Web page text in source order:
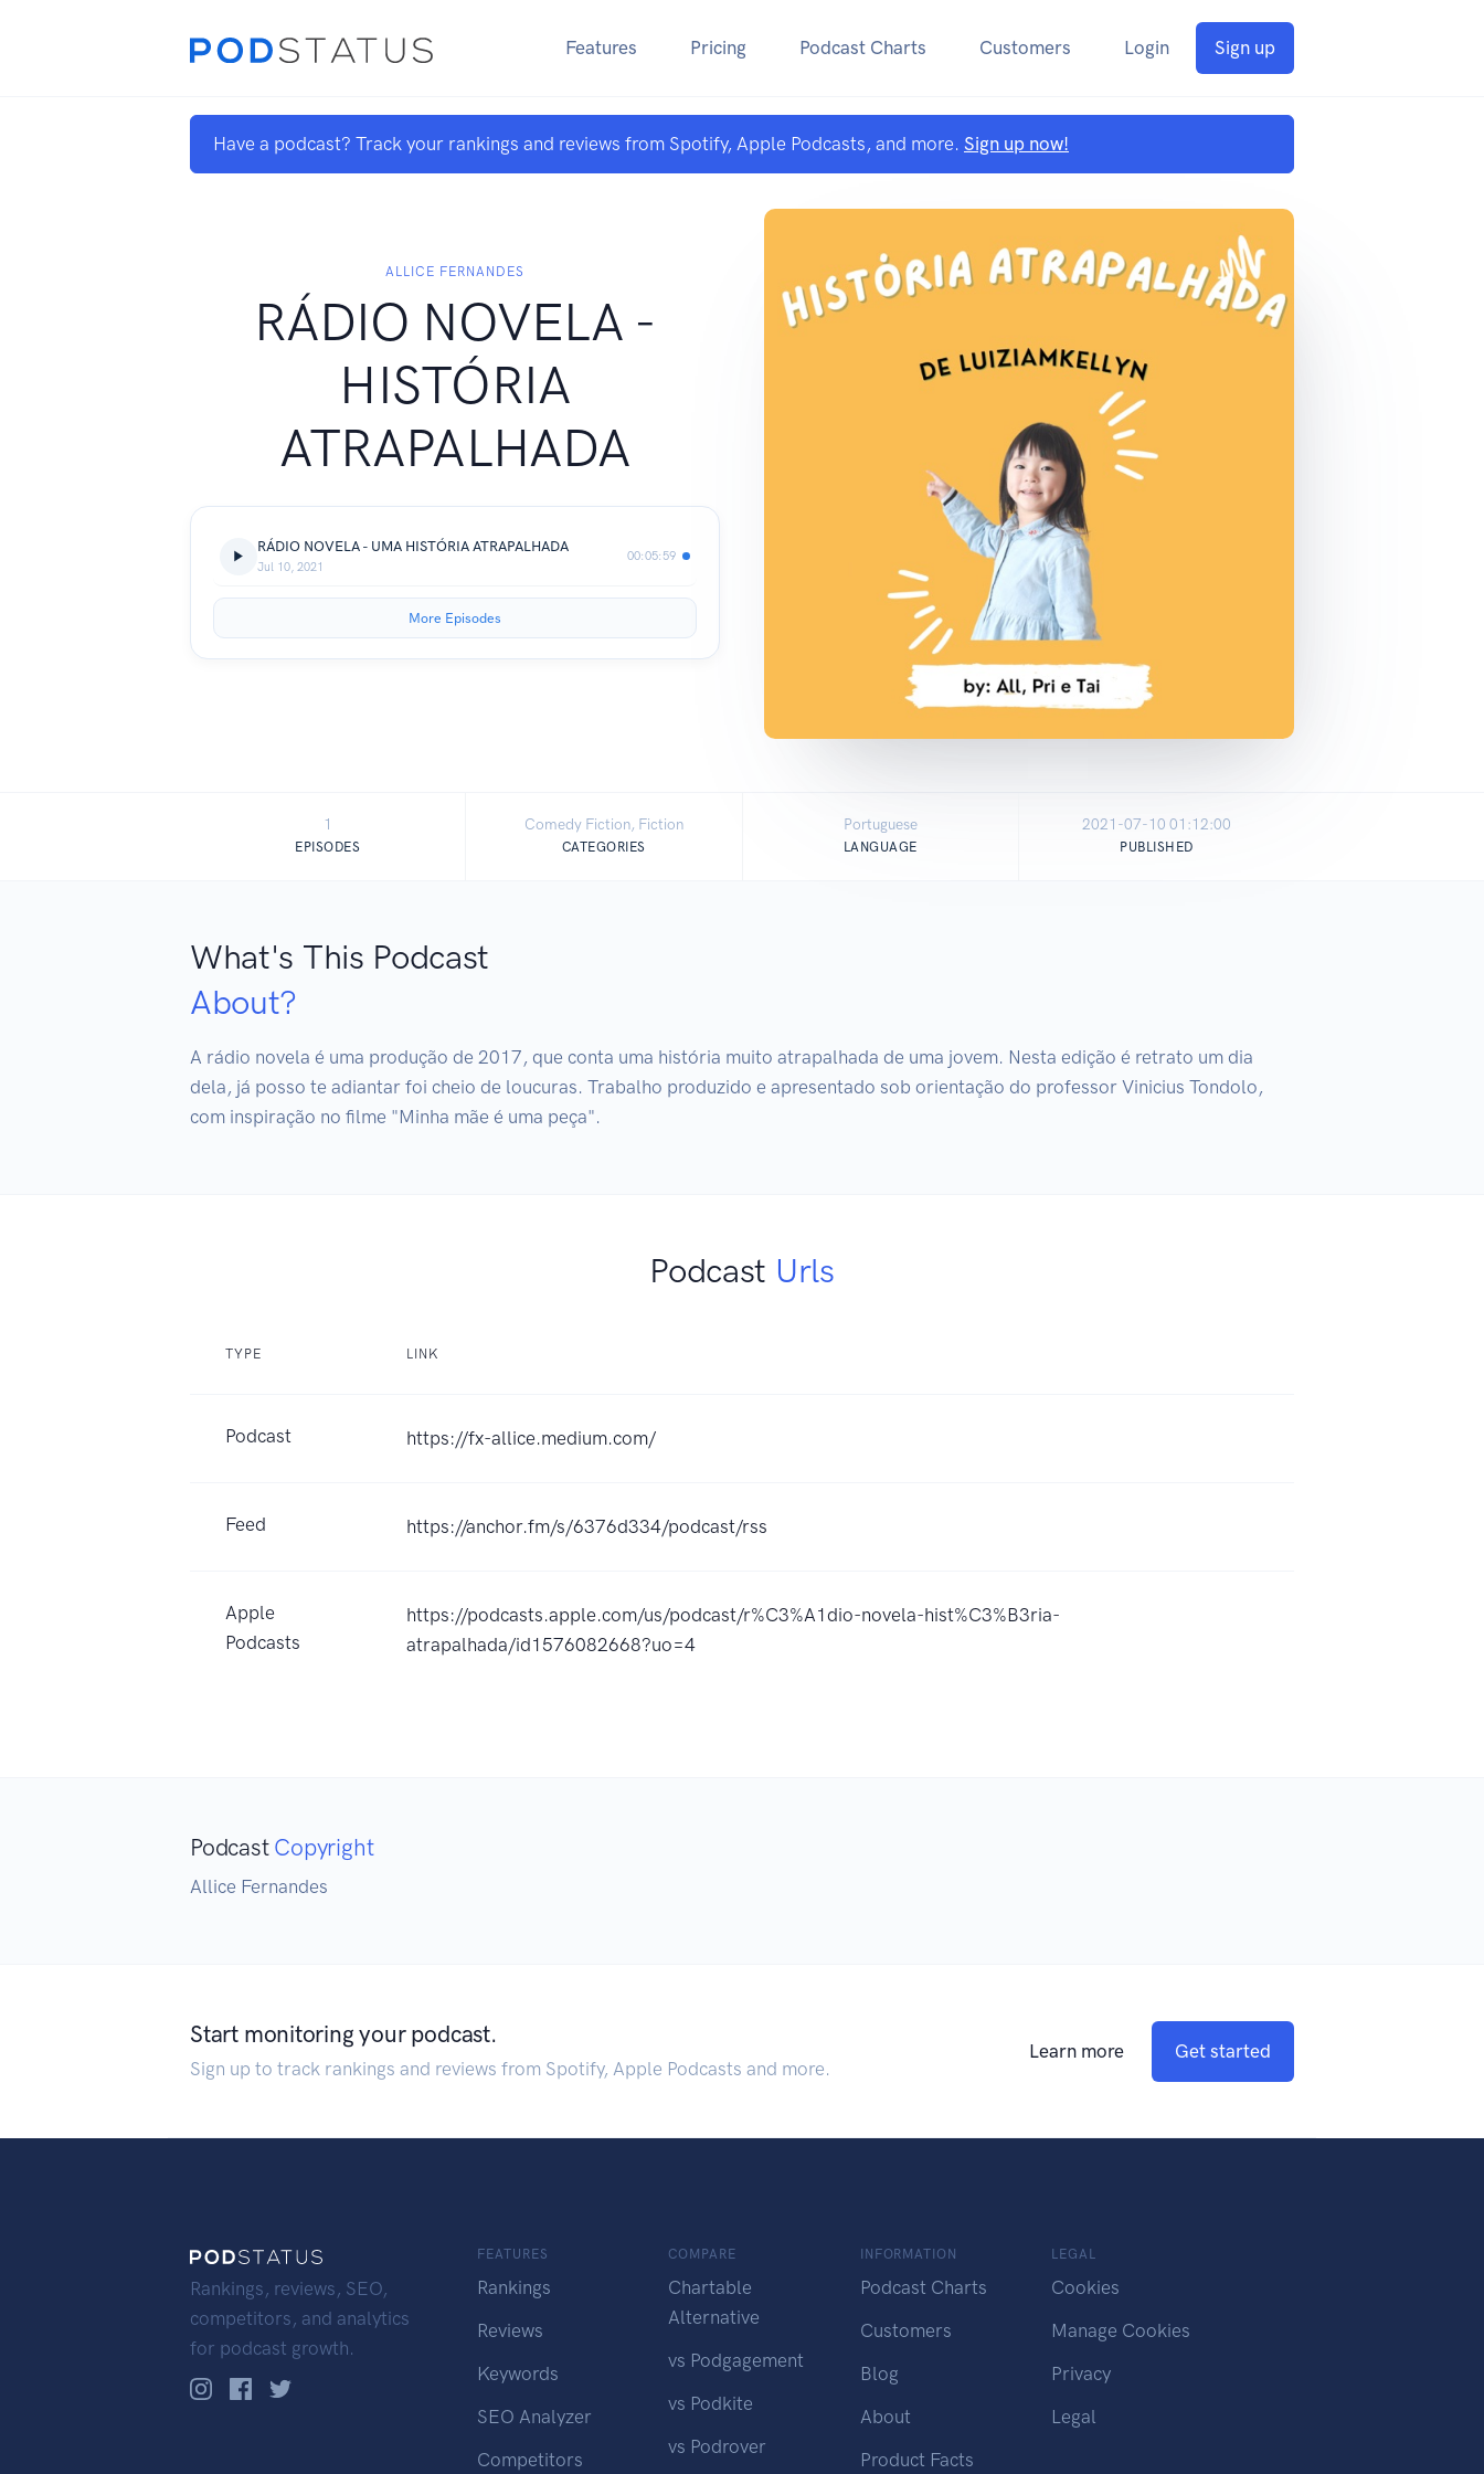
Features Pricing Podcast Charts Customers Login Sign up
Have a podcast? Track your rankings and reviews from Spotify, Apple Podcasts, and more. Sign up now!
ALLICE FERNANDES
RÁDIO NOVELA -
HISTÓRIA
ATRAPALHADA
RÁDIO NOVELA - UMA HISTÓRIA ATRAPALHADA
Jul 10, 2021
00:05:59
More Episodes
1
EPISODES
Comedy Fiction, Fiction
CATEGORIES
Portuguese
LANGUAGE
2021-07-10 01:12:00
PUBLISHED
What's This Podcast
About?
A rádio novela é uma produção de 2017, que conta uma história muito atrapalhada de uma jovem. Nesta edição é retrato um dia
dela, já posso te adiantar foi cheio de loucuras. Trabalho produzido e apresentado sob orientação do professor Vinicius Tondolo,
com inspiração no filme "Minha mãe é uma peça".
Podcast Urls
TYPE LINK
Podcast https://fx-allice.medium.com/
Feed https://anchor.fm/s/6376d334/podcast/rss
Apple
Podcasts
https://podcasts.apple.com/us/podcast/r%C3%A1dio-novela-hist%C3%B3ria-
atrapalhada/id1576082668?uo=4
Podcast Copyright
Allice Fernandes
Start monitoring your podcast.
Sign up to track rankings and reviews from Spotify, Apple Podcasts and more.
Learn more Get started
Rankings, reviews, SEO,
competitors, and analytics
for podcast growth.
FEATURES
Rankings
Reviews
Keywords
SEO Analyzer
Competitors
COMPARE
Chartable
Alternative
vs Podgagement
vs Podkite
vs Podrover
INFORMATION
Podcast Charts
Customers
Blog
About
Product Facts
LEGAL
Cookies
Manage Cookies
Privacy
Legal